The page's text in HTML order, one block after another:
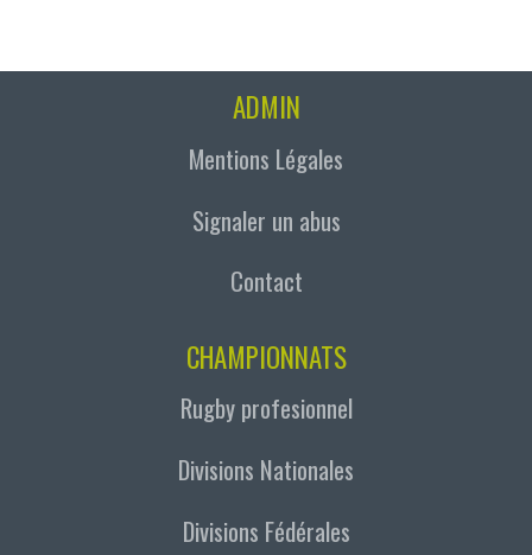
ADMIN
Mentions Légales
Signaler un abus
Contact
CHAMPIONNATS
Rugby profesionnel
Divisions Nationales
Divisions Fédérales